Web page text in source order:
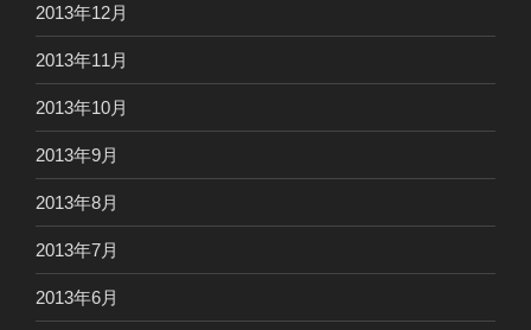
2013年12月
2013年11月
2013年10月
2013年9月
2013年8月
2013年7月
2013年6月